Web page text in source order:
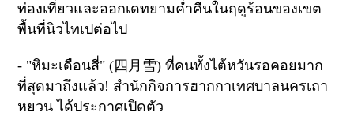
ท่องเที่ยวและออกเดทยามค่ำคืนในฤดูร้อนของเขต
พื้นที่นิวไทเปต่อไป
- "หิมะเดือนสี่" (四月雪)ที่คนทั้งไต้หวันรอคอยมาก
ที่สุดมาถึงแล้ว! สำนักกิจการฮากกาเทศบาลนครเถา
หยวน ได้ประกาศเปิดตัว